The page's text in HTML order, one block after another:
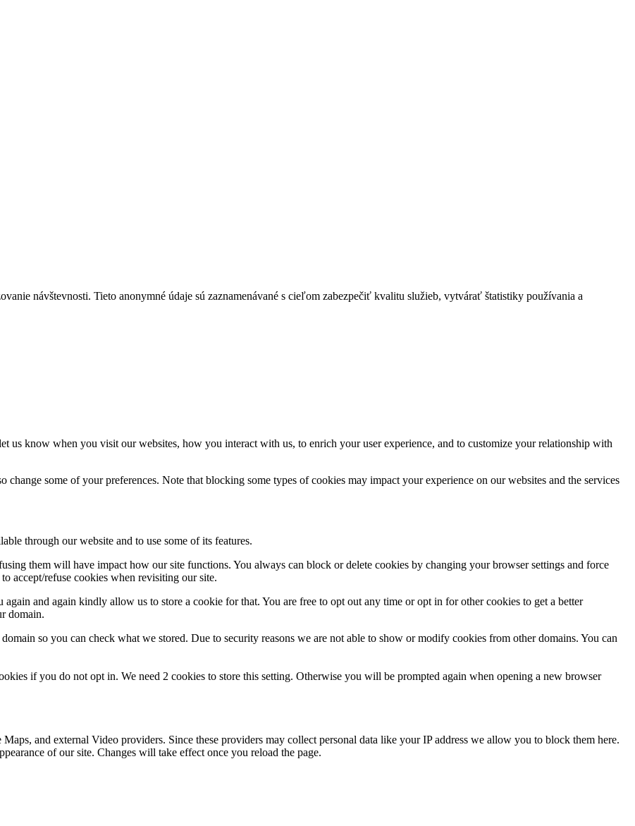
návštevnosti. Tieto anonymné údaje sú zaznamenávané s cieľom zabezpečiť kvalitu služieb, vytvárať štatistiky používania a
us know when you visit our websites, how you interact with us, to enrich your user experience, and to customize your relationship with
some of your preferences. Note that blocking some types of cookies may impact your experience on our websites and the services
through our website and to use some of its features.
them will have impact how our site functions. You always can block or delete cookies by changing your browser settings and force
accept/refuse cookies when revisiting our site.
and again kindly allow us to store a cookie for that. You are free to opt out any time or opt in for other cookies to get a better
domain.
so you can check what we stored. Due to security reasons we are not able to show or modify cookies from other domains. You can
if you do not opt in. We need 2 cookies to store this setting. Otherwise you will be prompted again when opening a new browser
and external Video providers. Since these providers may collect personal data like your IP address we allow you to block them here.
of our site. Changes will take effect once you reload the page.